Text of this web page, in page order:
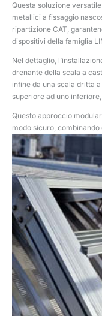
Questa soluzione
metallici a fissaggio
ripartizione CAT,
dispositivi della famiglia
Nel dettaglio,
drenante della scala a
infine da una scala dritta
superiore ad uno
Questo approccio
modo sicuro,